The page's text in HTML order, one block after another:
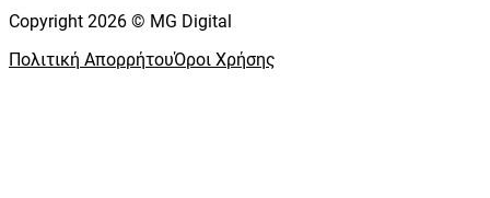
Copyright 2026 © MG Digital
Πολιτική ΑπορρήτουΌροι Χρήσης